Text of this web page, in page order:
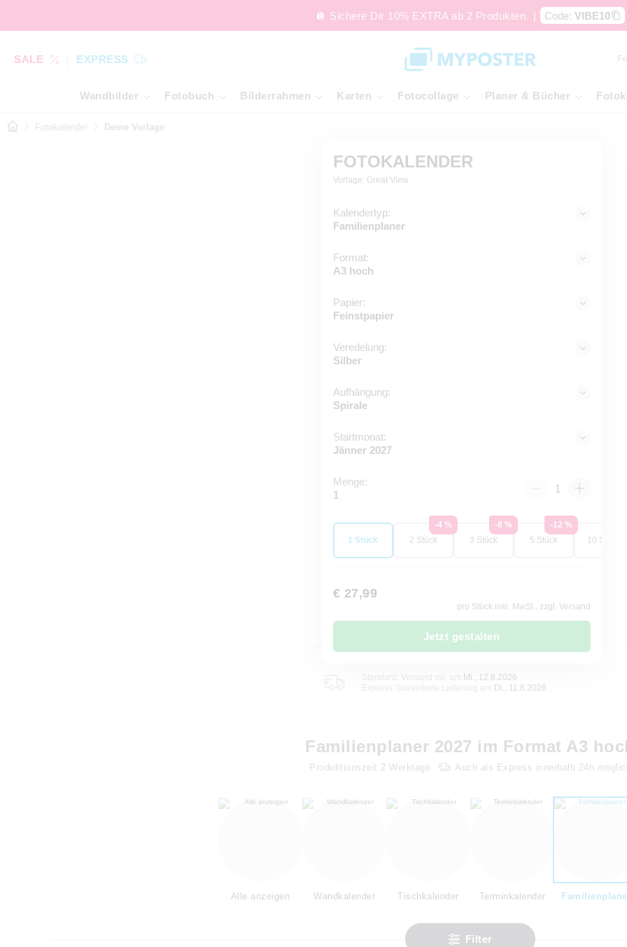
🪩 Sichere Dir 10% EXTRA ab 2 Produkten. | Code: VIBE10
SALE EXPRESS
Wandbilder Fotobuch Bilderrahmen Karten Fotocollage Planer & Bücher
Fotokalender Deine Vorlage
FOTOKALENDER
Vorlage: Great View
Kalendertyp:
Familienplaner
Format:
A3 hoch
Papier:
Feinstpapier
Veredelung:
Silber
Aufhängung:
Spirale
Startmonat:
Jänner 2027
Menge:
1
1 Stück
-4 %
2 Stück
-8 %
3 Stück
-12 %
5 Stück
10 Stück
€ 27,99
pro Stück inkl. MwSt., zzgl. Versand
Jetzt gestalten
Mi., 12.8.2026
Express: Garantierte Lieferung am Di., 11.8.2026
Familienplaner 2027 im Format A3
Produktionszeit 2 Werktage Auch als Express innerhalb 24h
Alle anzeigen Wandkalender Tischkalender Terminkalender
Filter